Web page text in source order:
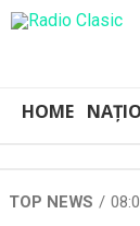
HOME
TOP NEWS